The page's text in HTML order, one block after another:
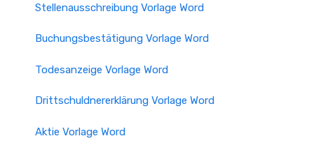
Stellenausschreibung Vorlage Word
Buchungsbestätigung Vorlage Word
Todesanzeige Vorlage Word
Drittschuldnererklärung Vorlage Word
Aktie Vorlage Word